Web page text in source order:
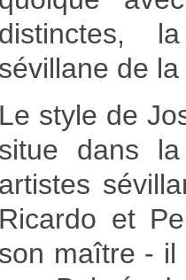
distinctes,
sévillane de
Le style de
situe dans
artistes
Ricardo et
son maître - il